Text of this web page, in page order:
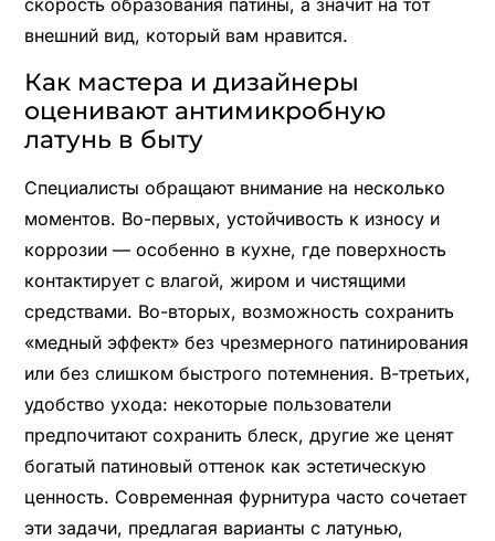
скорость образования патины, а значит на тот
внешний вид, который вам нравится.
Как мастера и дизайнеры
оценивают антимикробную
латунь в быту
Специалисты обращают внимание на несколько
моментов. Во-первых, устойчивость к износу и
коррозии — особенно в кухне, где поверхность
контактирует с влагой, жиром и чистящими
средствами. Во-вторых, возможность сохранить
«медный эффект» без чрезмерного патинирования
или без слишком быстрого потемнения. В-третьих,
удобство ухода: некоторые пользователи
предпочитают сохранить блеск, другие же ценят
богатый патиновый оттенок как эстетическую
ценность. Современная фурнитура часто сочетает
эти задачи, предлагая варианты с латунью,